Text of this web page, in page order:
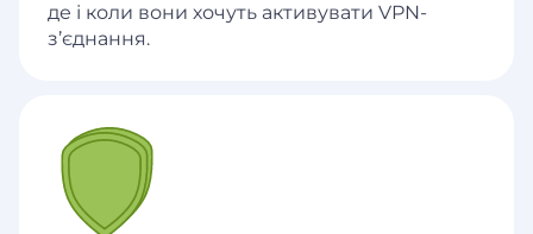
де і коли вони хочуть активувати VPN-
з’єднання.